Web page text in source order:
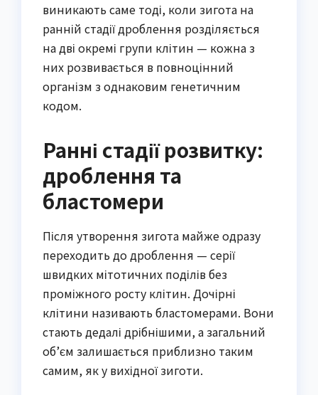
виникають саме тоді, коли зигота на
ранній стадії дроблення розділяється
на дві окремі групи клітин — кожна з
них розвивається в повноцінний
організм з однаковим генетичним
кодом.
Ранні стадії розвитку:
дроблення та
бластомери
Після утворення зигота майже одразу
переходить до дроблення — серії
швидких мітотичних поділів без
проміжного росту клітин. Дочірні
клітини називають бластомерами. Вони
стають дедалі дрібнішими, а загальний
об’єм залишається приблизно таким
самим, як у вихідної зиготи.